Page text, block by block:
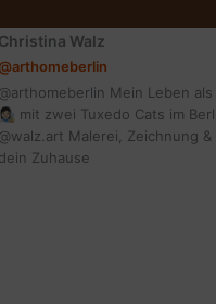
Christina Walz
@arthomeberlin
@arthomeberlin Mein Leben
👩🏻‍🎨 mit zwei Tuxedo Cats im
@walz.art Malerei, Zeichnung
dein Zuhause